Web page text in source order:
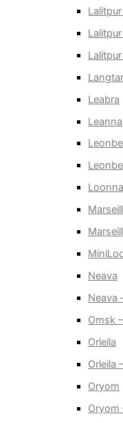
Leabra
Leanna
Loonna
Neava
Neava
Omsk
Orleila
Orleila
Oryom
Oryom